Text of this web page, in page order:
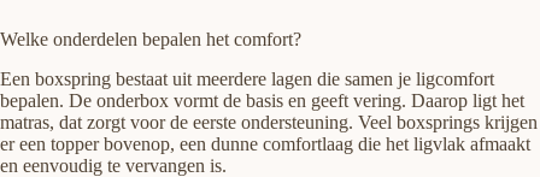
Welke onderdelen bepalen het comfort?
Een boxspring bestaat uit meerdere lagen die samen je ligcomfort
bepalen. De onderbox vormt de basis en geeft vering. Daarop ligt het
matras, dat zorgt voor de eerste ondersteuning. Veel boxsprings krijgen
er een topper bovenop, een dunne comfortlaag die het ligvlak afmaakt
en eenvoudig te vervangen is.